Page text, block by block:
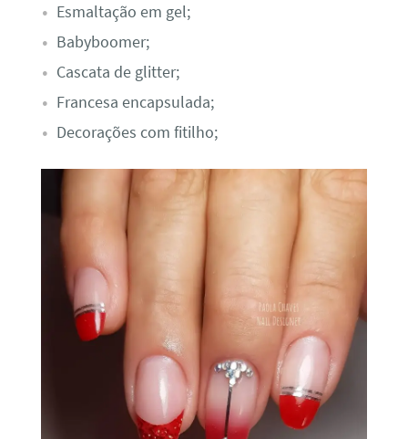
Esmaltação em gel;
Babyboomer;
Cascata de glitter;
Francesa encapsulada;
Decorações com fitilho;